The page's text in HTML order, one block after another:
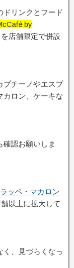
ドリンクとフード
by
を店舗限定で併設
プチーノやエスプ
カロン、ケーキな
確認お願いしま
ッペ・マカロン
以上に拡大して
、見づらくなっ